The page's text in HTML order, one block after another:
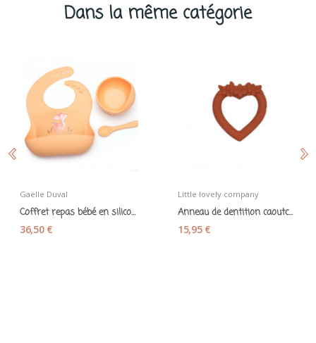
Dans la même catégorie
Gaëlle Duval
Coffret repas bébé en silicone "Faon" 3 pièces...
36,50 €
Little lovely company
Anneau de dentition caoutchouc naturel "Coeur"...
15,95 €